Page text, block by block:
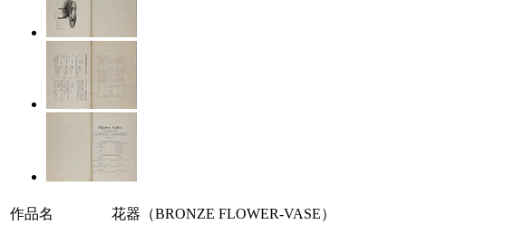
作品名
花器（BRONZE FLOWER-VASE）